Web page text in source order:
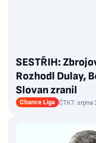
SESTŘIH:
Rozhodl Dulay,
Slovan zranil
Chance Liga ČTK7. srpna